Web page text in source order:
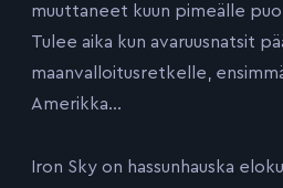
muuttaneet kuun pimeälle
Tulee aika kun avaruusnatsit
maanvalloitusretkelle,
Amerikka…
Iron Sky on hassunhauska